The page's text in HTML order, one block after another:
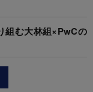
組む大林組×PwCの